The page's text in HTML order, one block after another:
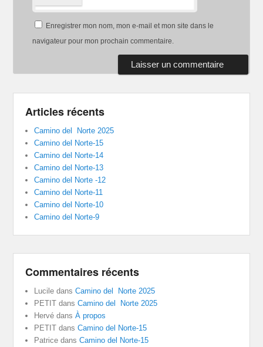
Enregistrer mon nom, mon e-mail et mon site dans le
navigateur pour mon prochain commentaire.
Articles récents
Camino del Norte 2025
Camino del Norte-15
Camino del Norte-14
Camino del Norte-13
Camino del Norte -12
Camino del Norte-11
Camino del Norte-10
Camino del Norte-9
Commentaires récents
Lucile dansCamino del Norte 2025
PETIT dansCamino del Norte 2025
Hervé dansÀ propos
PETIT dansCamino del Norte-15
Patrice dansCamino del Norte-15